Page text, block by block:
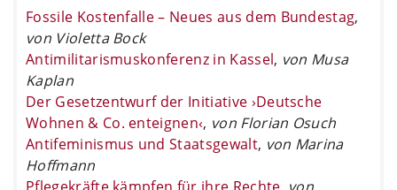
Fossile Kostenfalle – Neues aus dem Bundestag,
von Violetta Bock
Antimilitarismuskonferenz in Kassel, von Musa
Kaplan
Der Gesetzentwurf der Initiative ›Deutsche
Wohnen & Co. enteignen‹, von Florian Osuch
Antifeminismus und Staatsgewalt, von Marina
Hoffmann